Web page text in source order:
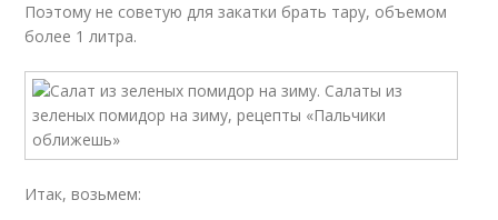
Поэтому не советую для закатки брать тару, объемом
более 1 литра.
Итак, возьмем: